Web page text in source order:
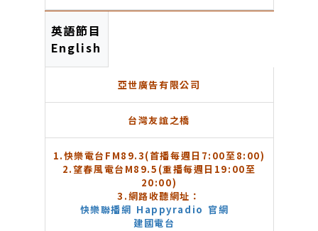
英語節目
English
亞世廣告有限公司
台灣友誼之橋
1.快樂電台FM89.3(首播每週日7:00至8:00)
2.望春風電台M89.5(重播每週日19:00至
20:00)
3.網路收聽網址：
快樂聯播網 Happyradio 官網
建國電台